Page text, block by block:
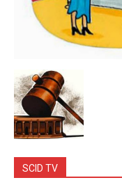
SCID TV